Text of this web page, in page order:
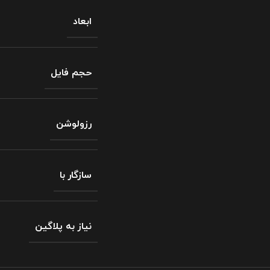
ابعاد
حجم فایل
رزولوشن
سازگار با
نیاز به پلاگین